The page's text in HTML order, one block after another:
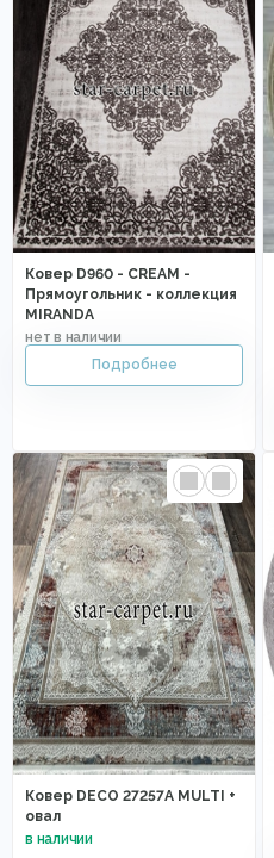
Ковер D960 - CREAM -
Прямоугольник - коллекция
MIRANDA
Ковер DECO 27257A MULTI +
овал